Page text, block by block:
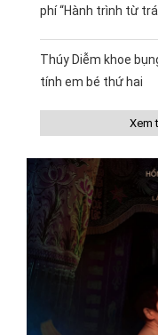
phí “Hành trình từ
Thúy Diễm khoe
tính em bé thứ hai
Xem